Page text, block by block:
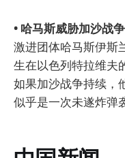
• 哈马斯威胁加沙战
激进团体哈马斯伊斯
生在以色列特拉维夫
如果加沙战争持续，
似乎是一次未遂炸弹